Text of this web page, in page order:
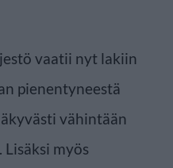
vaatii nyt lakiin
pienentyneestä
vähintään
myös